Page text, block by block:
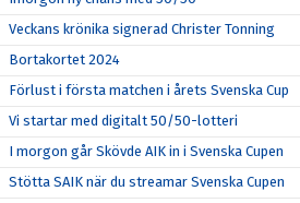
Veckans krönika signerad Christer Tonning
Bortakortet 2024
Förlust i första matchen i årets Svenska Cup
Vi startar med digitalt 50/50-lotteri
I morgon går Skövde AIK in i Svenska Cupen
Stötta SAIK när du streamar Svenska Cupen